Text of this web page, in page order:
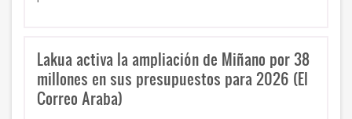
Lakua activa la ampliación de Miñano por 38
millones en sus presupuestos para 2026 (El
Correo Araba)